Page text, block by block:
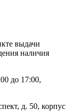
выдачи
наличия
до 17:00,
д. 50, корпус